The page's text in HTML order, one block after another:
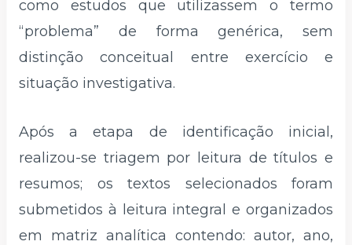
como estudos que utilizassem o termo
“problema” de forma genérica, sem
distinção conceitual entre exercício e
situação investigativa.
Após a etapa de identificação inicial,
realizou-se triagem por leitura de títulos e
resumos; os textos selecionados foram
submetidos à leitura integral e organizados
em matriz analítica contendo: autor, ano,